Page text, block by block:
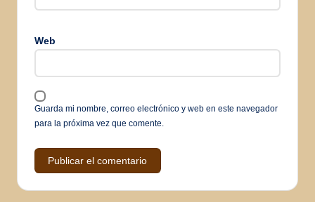
Web
Guarda mi nombre, correo electrónico y web en este navegador
para la próxima vez que comente.